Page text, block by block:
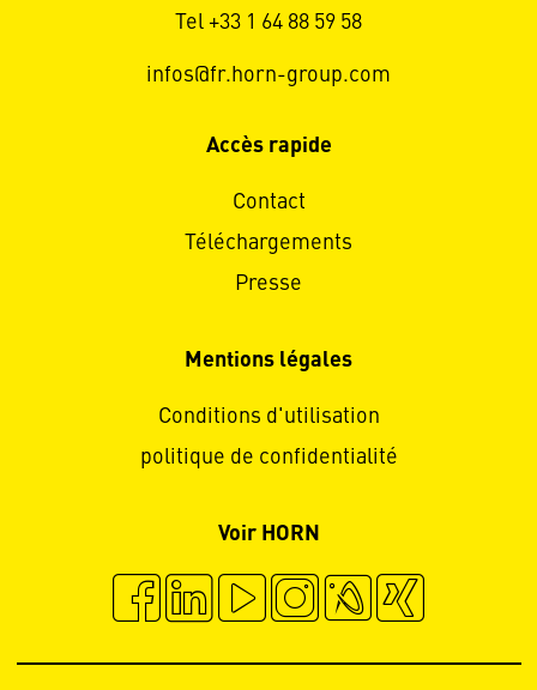
Tel +33 1 64 88 59 58
infos@fr.horn-group.com
Accès rapide
Contact
Téléchargements
Presse
Mentions légales
Conditions d'utilisation
politique de confidentialité
Voir HORN